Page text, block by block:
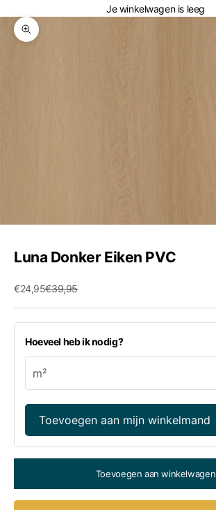
Je winkelwagen is leeg
In-/uitzoomen
Luna Donker Eiken PVC
Aanbiedingsprijs
€24,95Normale prijs
€39,95
Hoeveel heb ik nodig?
Toevoegen aan mijn winkelmand
Toevoegen aan winkelwagen